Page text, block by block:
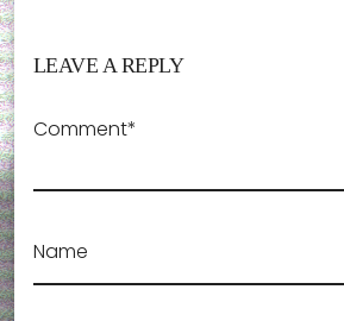
LEAVE A REPLY
Comment*
Name